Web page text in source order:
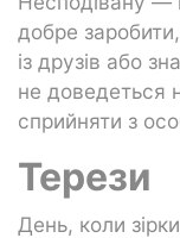
добре
із друзів або
не доведеться
сприйняти з
Терези
День, коли